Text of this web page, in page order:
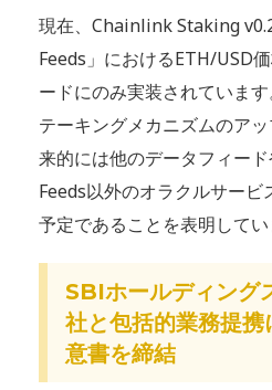
現在、Chainlink Staking
Feeds」におけるETH/USD
ードにのみ実装されていま
テーキングメカニズムのア
来的には他のデータフィー
Feeds以外のオラクルサービ
予定であることを表明してい
SBIホールディング
社と包括的業務提
意書を締結